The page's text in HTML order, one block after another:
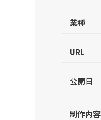
業種
URL
公開日
制作内容